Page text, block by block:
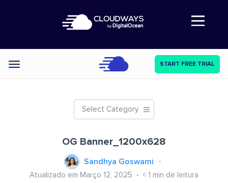
Abre a navegação
Categories START FREE TRIAL
Select Category
OG Banner_1200x628
Sandhya Goswami
Atualizado em Março 12, 2025 < 1 min de leitura